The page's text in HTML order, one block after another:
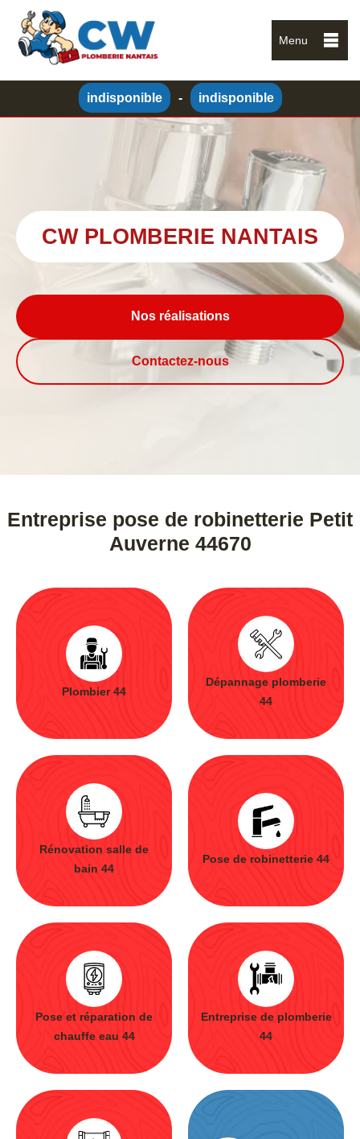
Menu
indisponible - indisponible
CW PLOMBERIE NANTAIS
Nos réalisations
Contactez-nous
Entreprise pose de robinetterie Petit
Auverne 44670
Plombier 44
Dépannage plomberie
44
Rénovation salle de
bain 44
Pose de robinetterie 44
Pose et réparation de
chauffe eau 44
Entreprise de plomberie
44